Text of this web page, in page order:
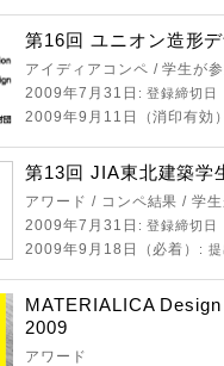
第16回 ユニオン造形
アイディアコンペ / 学生が
2009年7月31日 : 登録締切日
2009年9月11日（消印有効）
第13回 JIA東北建築学
アワード / コンペ結果 / 学
2009年7月31日 : 登録締切日
2009年9月18日（必着） : 提
MATERIALICA
2009
アワード